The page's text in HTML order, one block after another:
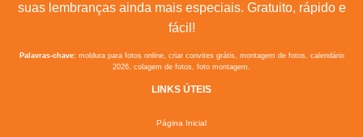
suas lembranças ainda mais especiais. Gratuito, rápido e
fácil!
Palavras-chave:moldura para fotos online, criar convites grátis, montagem de fotos, calendário
2026, colagem de fotos, foto montagem.
LINKS ÚTEIS
Página Inicial